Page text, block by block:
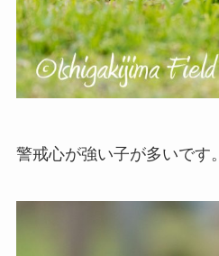
警戒心が強い子が多いです。